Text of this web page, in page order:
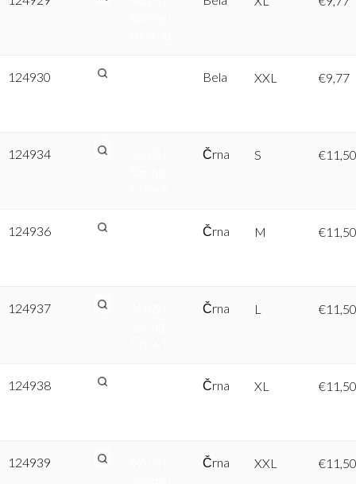
124930 Bela XXL €9,77
124934 Črna S €11,50
124936 Črna M €11,50
124937 Črna L €11,50
124938 Črna XL €11,50
124939 Črna XXL €11,50